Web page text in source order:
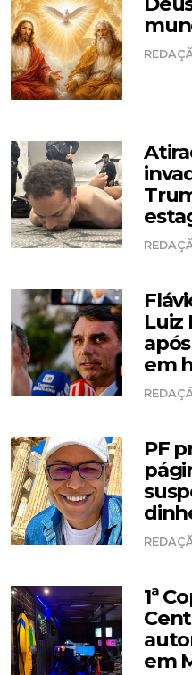
Luiz
em
PF
1ª
em